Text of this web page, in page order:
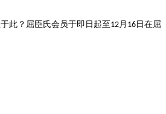
此？屈臣氏会员于即日起至12月 16 日 在屈